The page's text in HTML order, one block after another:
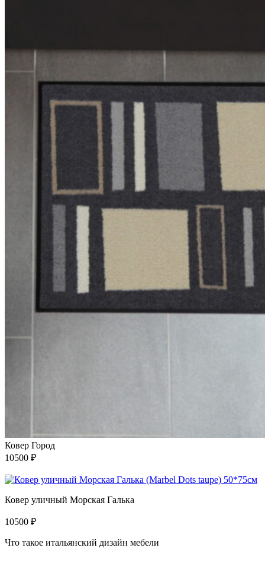
Ковер Город
10500 ₽
Ковер уличный Морская Галька
10500 ₽
Что такое итальянский дизайн мебели